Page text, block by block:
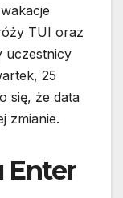
TUI oraz
uczestnicy
25
się, że data
zmianie.
Enter